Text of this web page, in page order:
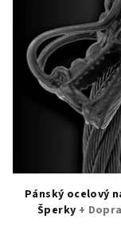
Pánský ocelový
Šperky +